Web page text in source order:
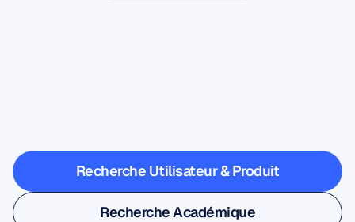
dulaboratoire
Recherche Utilisateur & Produit
Recherche Utilisateur & Produit
Recherche Académique